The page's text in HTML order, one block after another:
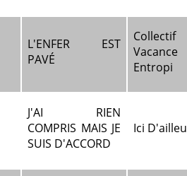
L'ENFER EST
PAVÉ
Collectif
Vacance
Entropi
J'AI RIEN
COMPRIS MAIS JE
SUIS D'ACCORD
Ici